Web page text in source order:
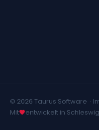
© 2026 Taurus Software ·
Mit
entwickelt in